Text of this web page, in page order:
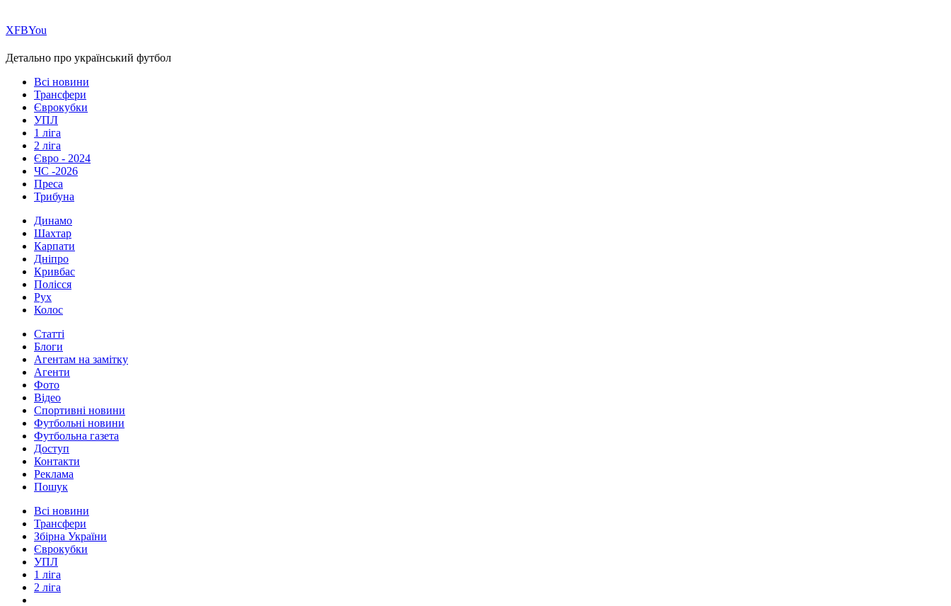
ХFBYou
Детально про український футбол
Всі новини
Трансфери
Єврокубки
УПЛ
1 ліга
2 ліга
Євро - 2024
ЧС -2026
Преса
Трибуна
Динамо
Шахтар
Карпати
Дніпро
Кривбас
Полісся
Рух
Колос
Статті
Блоги
Агентам на замітку
Агенти
Фото
Відео
Спортивні новини
Футбольні новини
Футбольна газета
Доступ
Контакти
Реклама
Пошук
Всі новини
Трансфери
Збірна України
Єврокубки
УПЛ
1 ліга
2 ліга